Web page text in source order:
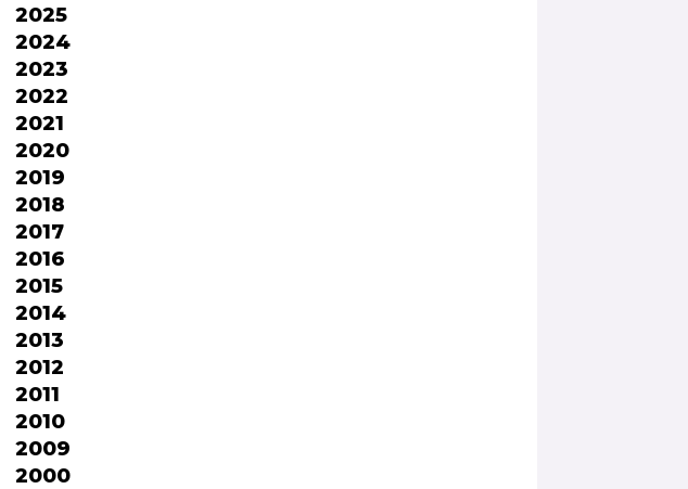
2025
2024
2023
2022
2021
2020
2019
2018
2017
2016
2015
2014
2013
2012
2011
2010
2009
2000